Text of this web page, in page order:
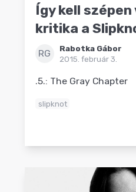
Így kell
kritika a
RG
Rabotka Gábor
2015. február 3.
.5.: The Gray Chapter
slipknot